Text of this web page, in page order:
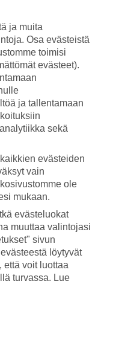
sisältyy lennot ja
.
suorilla lomalennoilla.
aikana. Lopullinen
kun saat
Suomesta
lomakohteisiin suoralla
aikana. Lopullinen
kun saat
ja muita
Osa evästeistä
toimisi
evästeet).
ja tallentamaan
sekä
evästeiden
vain
ole
mukaan.
evästeluokat
muuttaa valintojasi
sivun
löytyvät
että voit luottaa
turvassa. Lue